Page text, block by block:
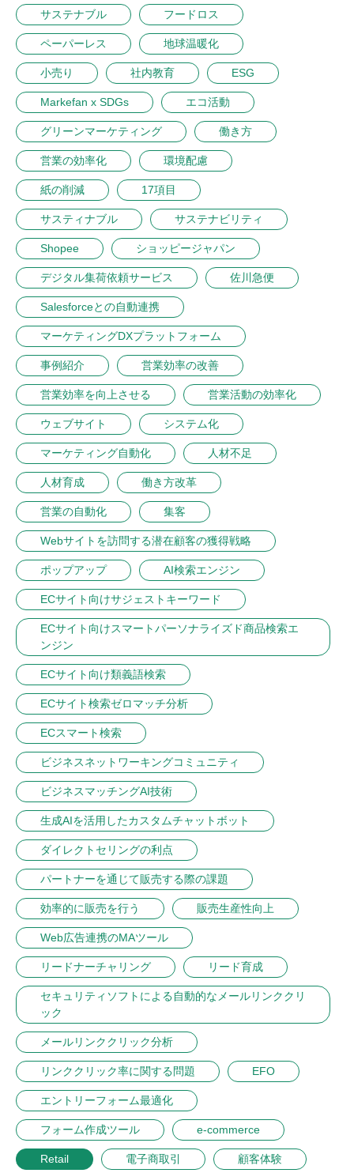
サステナブル フードロス
ペーパーレス 地球温暖化
小売り 社内教育 ESG
Markefan x SDGs エコ活動
グリーンマーケティング 働き方
営業の効率化 環境配慮
紙の削減 17項目
サスティナブル サステナビリティ
Shopee ショッピージャパン
デジタル集荷依頼サービス 佐川急便
Salesforceとの自動連携
マーケティングDXプラットフォーム
事例紹介 営業効率の改善
営業効率を向上させる 営業活動の効率化
ウェブサイト システム化
マーケティング自動化 人材不足
人材育成 働き方改革
営業の自動化 集客
Webサイトを訪問する潜在顧客の獲得戦略
ポップアップ AI検索エンジン
ECサイト向けサジェストキーワード
ECサイト向けスマートパーソナライズド商品検索エ
ンジン
ECサイト向け類義語検索
ECサイト検索ゼロマッチ分析
ECスマート検索
ビジネスネットワーキングコミュニティ
ビジネスマッチングAI技術
生成AIを活用したカスタムチャットボット
ダイレクトセリングの利点
パートナーを通じて販売する際の課題
効率的に販売を行う 販売生産性向上
Web広告連携のMAツール
リードナーチャリング リード育成
セキュリティソフトによる自動的なメールリンククリ
ック
メールリンククリック分析
リンククリック率に関する問題 EFO
エントリーフォーム最適化
フォーム作成ツール e-commerce
Retail 電子商取引 顧客体験